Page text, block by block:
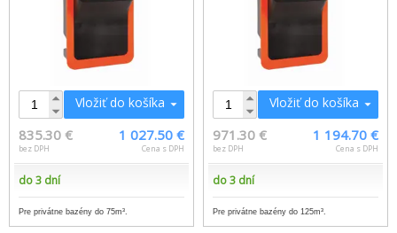
Vložiť do košíka
835.30 €
bez DPH
1 027.50 €
Cena s DPH
do 3 dní
Pre privátne bazény do 75m³.
Vložiť do košíka
971.30 €
bez DPH
1 194.70 €
Cena s DPH
do 3 dní
Pre privátne bazény do 125m³.